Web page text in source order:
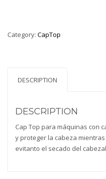
Category: CapTop
DESCRIPTION
DESCRIPTION
Cap Top para máquinas con
y proteger la cabeza
evitanto el secado del